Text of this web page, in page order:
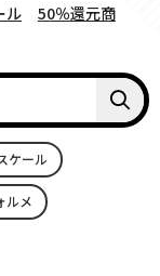
ル
50％還元商
ケール
ルメ